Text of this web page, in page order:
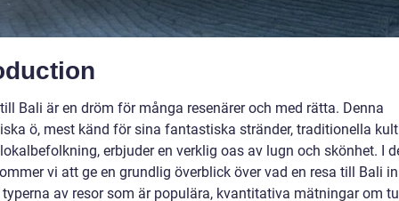
Bali är en dröm för många resenärer och med rätta. Denna
ö, mest känd för sina fantastiska stränder, traditionella
erbjuder en verklig oas av lugn och skönhet. I
vi att ge en grundlig överblick över vad en resa till Bali
av resor som är populära, kvantitativa mätningar om